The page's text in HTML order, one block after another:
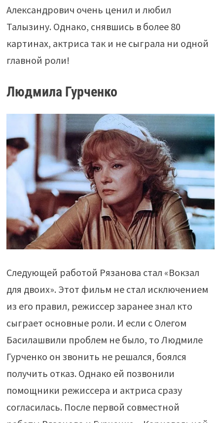
Александрович очень ценил и любил
Талызину. Однако, снявшись в более 80
картинах, актриса так и не сыграла ни одной
главной роли!
Людмила Гурченко
Следующей работой Рязанова стал «Вокзал
для двоих». Этот фильм не стал исключением
из его правил, режиссер заранее знал кто
сыграет основные роли. И если с Олегом
Басилашвили проблем не было, то Людмиле
Гурченко он звонить не решался, боялся
получить отказ. Однако ей позвонили
помощники режиссера и актриса сразу
согласилась. После первой совместной